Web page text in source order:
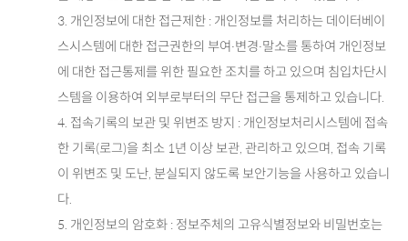
3. 개인정보에 대한 접근제한 : 개인정보를 처리하는 데이터베이
스시스템에 대한 접근권한의 부여·변경·말소를 통하여 개인정보
에 대한 접근통제를 위한 필요한 조치를 하고 있으며 침입차단시
스템을 이용하여 외부로부터의 무단 접근을 통제하고 있습니다.
4. 접속기록의 보관 및 위변조 방지 : 개인정보처리시스템에 접속
한 기록(로그)을 최소 1년 이상 보관, 관리하고 있으며, 접속 기록
이 위변조 및 도난, 분실되지 않도록 보안기능을 사용하고 있습니
다.
5. 개인정보의 암호화 : 정보주체의 고유식별정보와 비밀번호는